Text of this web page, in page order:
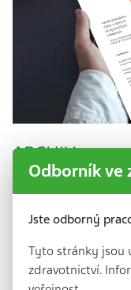
ARCHIV
Odborník
Jste odborný
Tyto stránky jsou
zdravotnictví.